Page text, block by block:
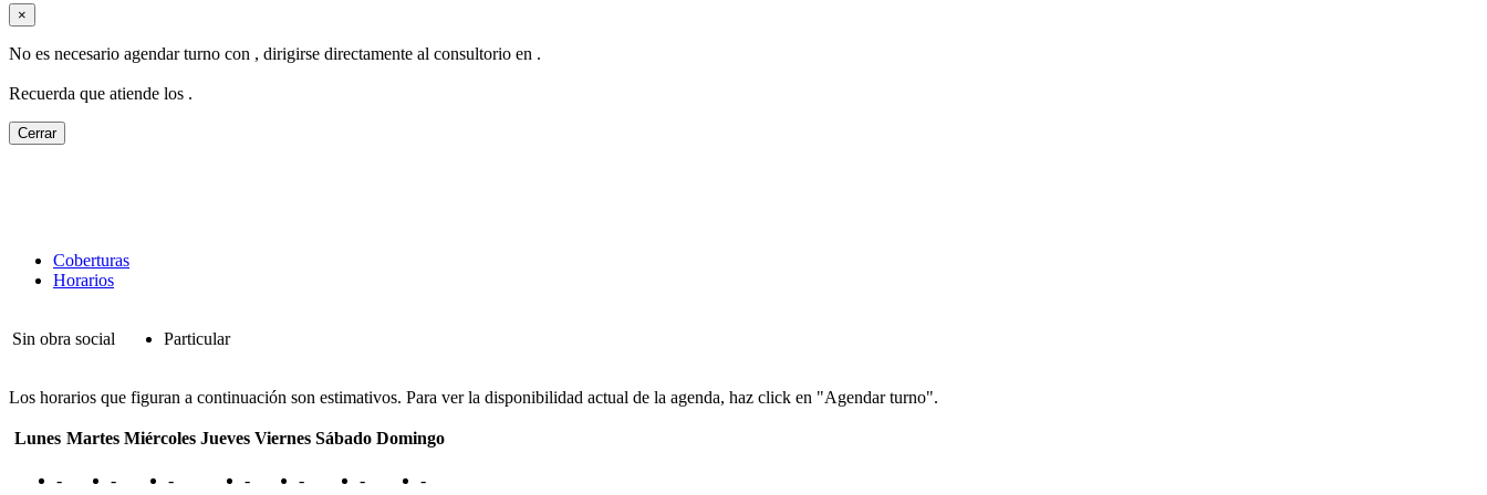
×
No es necesario agendar turno con , dirigirse directamente al consultorio en .
Recuerda que atiende los .
Cerrar
Coberturas
Horarios
Sin obra social Particular
Los horarios que figuran a continuación son estimativos. Para ver la disponibilidad actual de la agenda, haz click en "Agendar turno".
Lunes Martes Miércoles Jueves Viernes Sábado Domingo
- - - - - - -